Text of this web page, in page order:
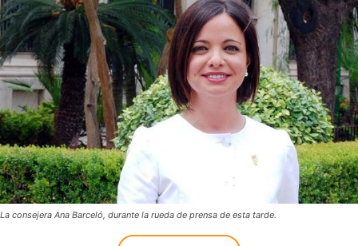
La consejera Ana Barceló, durante la rueda de prensa de esta tarde.